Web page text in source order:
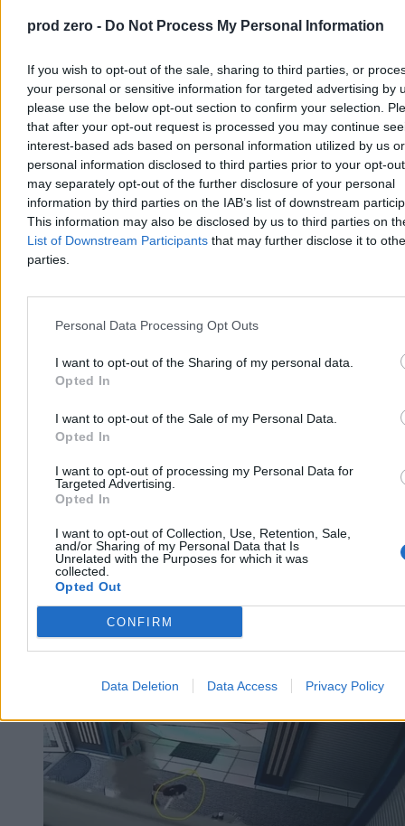
prod zero - Do Not Process My Personal Information
If you wish to opt-out of the sale, sharing to third parties, or
your personal or sensitive information for targeted advertising by
please use the below opt-out section to confirm your selection.
that after your opt-out request is processed you may continue
interest-based ads based on personal information utilized by us or
personal information disclosed to third parties prior to your opt-
may separately opt-out of the further disclosure of your personal
information by third parties on the IAB’s list of downstream
This information may also be disclosed by us to third parties on
List of Downstream Participants that may further disclose it to
parties.
Personal Data Processing Opt Outs
I want to opt-out of the Sharing of my personal data.
Opted In
I want to opt-out of the Sale of my Personal Data.
Opted In
I want to opt-out of processing my Personal Data for
Targeted Advertising.
Opted In
I want to opt-out of Collection, Use, Retention, Sale,
and/or Sharing of my Personal Data that Is
Unrelated with the Purposes for which it was
collected.
Opted Out
CONFIRM
Data Deletion Data Access Privacy Policy
Rekord cenowy diesla w Polsce. W nasze portfele
uderzają już dwie wojny
„Olej napędowy nigdy jeszcze w historii notowań nie był tak drogi”
– alarmują analitycy portalu e-petrol. Benzyna 95 jest z kolei
najdroższa od początku roku. Za drożyzną na stacjach stoi już nie
tylko wojna na Bliskim Wschodzie, ale też ataki na rosyjskie
rafinerie i statki, które przeprowadzają broniący się przed agresorem
Ukraińcy. Marże rafineryjne mocno rosną na całym świecie.
Katarzyna Dybińska
Reklama